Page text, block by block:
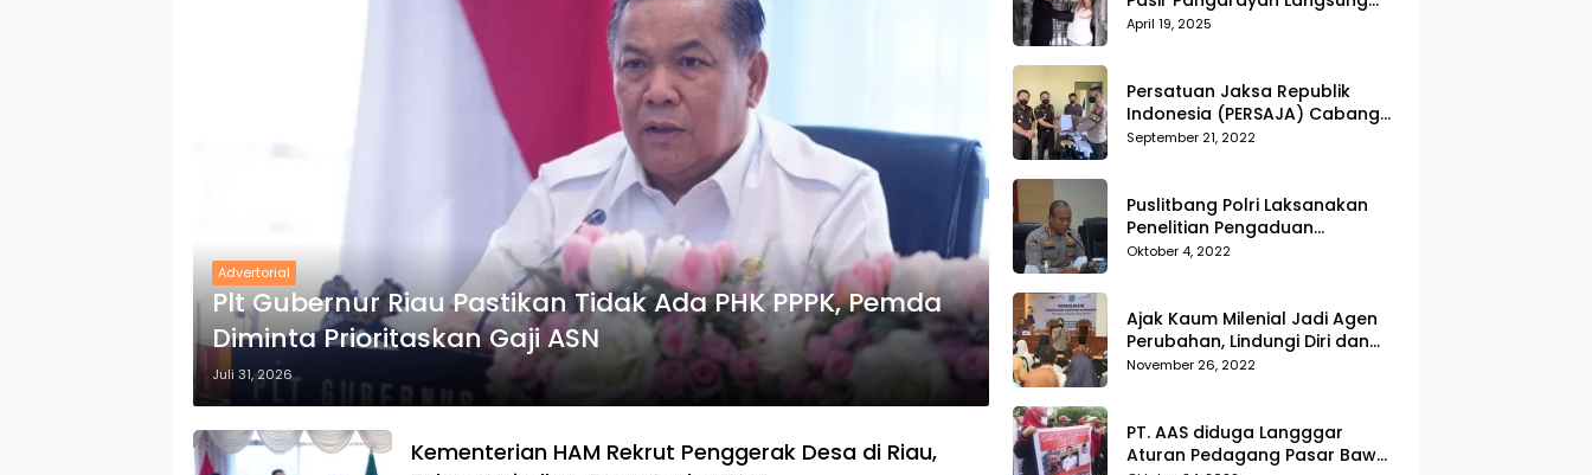
Advertorial
Plt Gubernur Riau Pastikan Tidak Ada PHK PPPK, Pemda
Diminta Prioritaskan Gaji ASN
Juli 31, 2026
Kementerian HAM Rekrut Penggerak Desa di Riau,
Musnahkan Hasil Temuan
April 19, 2025
Persatuan Jaksa Republik
Indonesia (PERSAJA) Cabang
Kejaksaan Negeri Tanggamus
September 21, 2022
Puslitbang Polri Laksanakan
Penelitian Pengaduan
Masyarakat (Dumas) Guna
Oktober 4, 2022
Ajak Kaum Milenial Jadi Agen
Perubahan, Lindungi Diri dan
Sekitar dari Kekerasan
November 26, 2022
PT. AAS diduga Langggar
Aturan Pedagang Pasar Bawah